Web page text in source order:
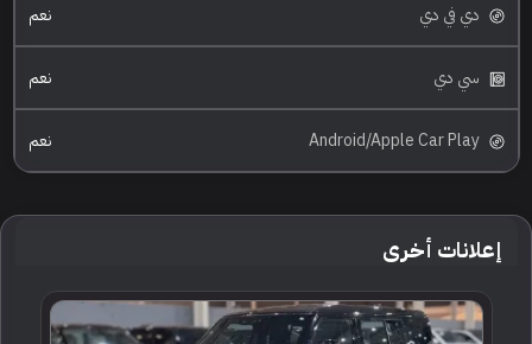
دي في دي نعم
سي دي نعم
Android/Apple Car Play نعم
إعلانات أخرى